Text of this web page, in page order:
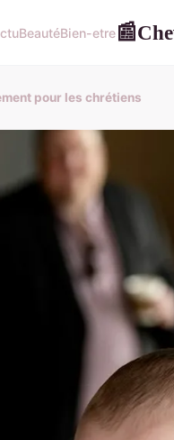
BeautéBien-etre📰
pour les chrétiens